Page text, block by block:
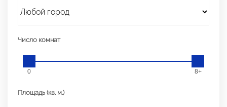
Число комнат
0 8+
Площадь (кв. м.)